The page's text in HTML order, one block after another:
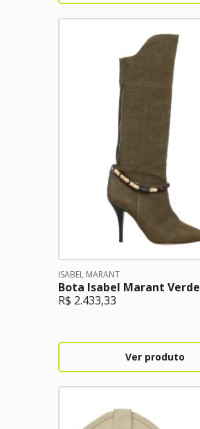
ISABEL MARANT
Bota Isabel Marant Verde
R$ 2.433,33
Ver produto